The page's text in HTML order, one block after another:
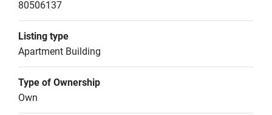
80506137
Listing type
Apartment Building
Type of Ownership
Own